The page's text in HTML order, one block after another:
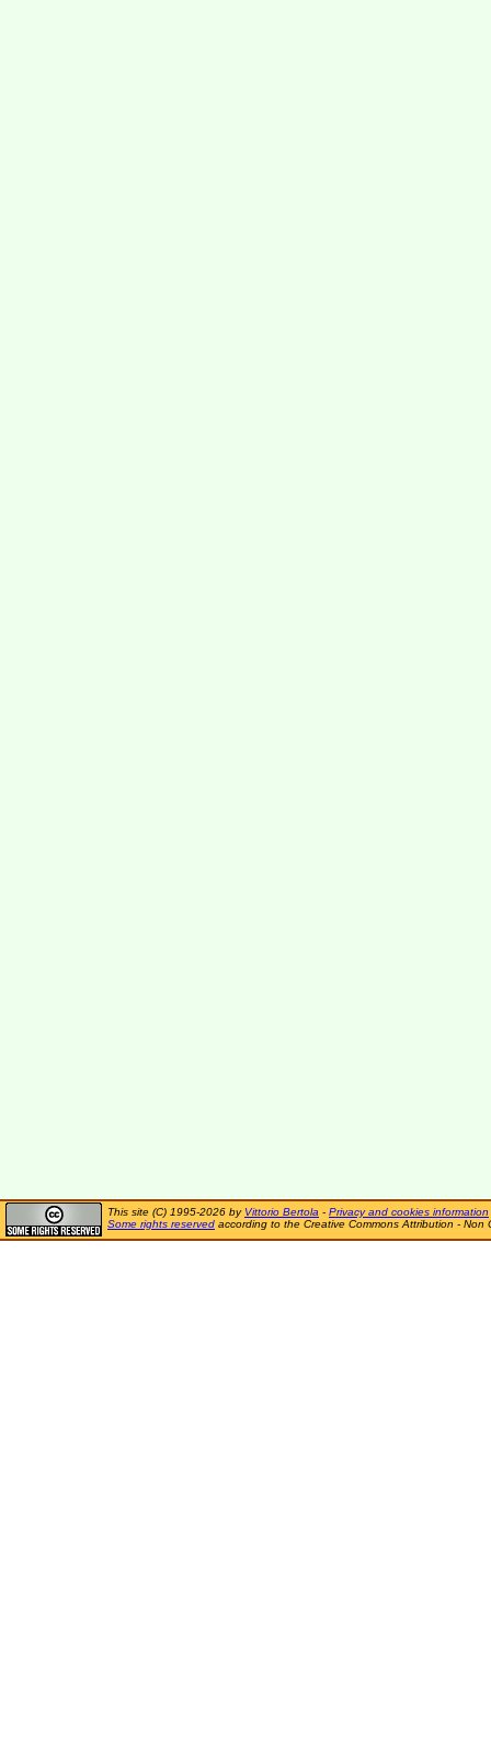
This site (C) 1995-2026 by Vittorio Bertola - Privacy and cookies information
Some rights reserved according to the Creative Commons Attribution - Non